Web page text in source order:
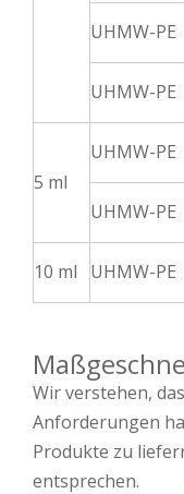
UHMW-PE
UHMW-PE
5 ml
UHMW-PE
UHMW-PE
10 ml
UHMW-PE
Wir verstehen,
Anforderungen
Produkte zu
entsprechen.